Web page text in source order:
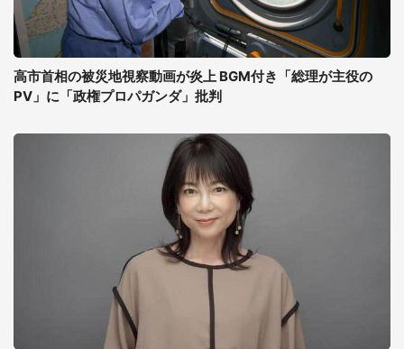
高市首相の被災地視察動画が炎上 BGM付き「総理が主役の
PV」に「政権プロパガンダ」批判